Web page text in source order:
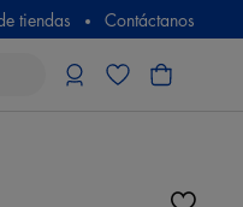
tiendas Contáctanos